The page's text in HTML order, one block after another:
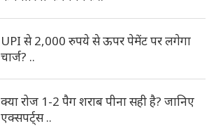
UPI से 2,000 रुपये से ऊपर पेमेंट पर लगेगा
चार्ज? ..
क्या रोज 1-2 पैग शराब पीना सही है? जानिए
एक्सपर्ट्स ..